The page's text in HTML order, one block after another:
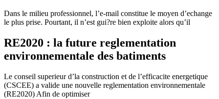
Dans le milieu professionnel, l’e-mail constitue le moyen d’echange
le plus prise. Pourtant, il n’est gui?re bien exploite alors qu’il
RE2020 : la future reglementation
environnementale des batiments
Le conseil superieur d’la construction et de l’efficacite energetique
(CSCEE) a valide une nouvelle reglementation environnementale
(RE2020) Afin de optimiser